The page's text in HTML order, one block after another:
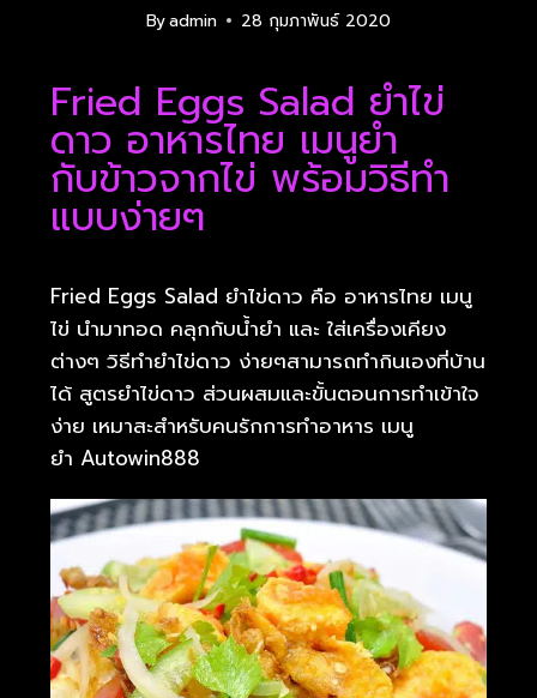
Byadmin 28 กุมภาพันธ์ 2020
Fried Eggs Salad ยำไข่
ดาว อาหารไทย เมนูยำ
กับข้าวจากไข่ พร้อมวิธีทำ
แบบง่ายๆ
Fried Eggs Salad ยำไข่ดาว คือ อาหารไทย เมนู
ไข่ นำมาทอด คลุกกับน้ำยำ และ ใส่เครื่องเคียง
ต่างๆ วิธีทำยำไข่ดาว ง่ายๆสามารถทำกินเองที่บ้าน
ได้ สูตรยำไข่ดาว ส่วนผสมและขั้นตอนการทำเข้าใจ
ง่าย เหมาสะสำหรับคนรักการทำอาหาร เมนู
ยำ Autowin888